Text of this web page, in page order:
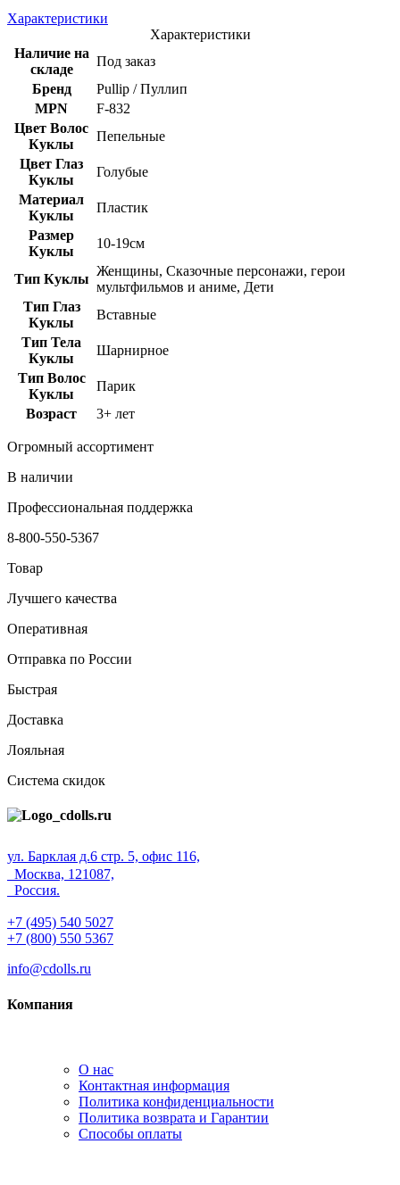
Характеристики
Характеристики
Наличие на
складе
Под заказ
Бренд
Pullip / Пуллип
MPN
F-832
Цвет Волос
Куклы
Пепельные
Цвет Глаз
Куклы
Голубые
Материал
Куклы
Пластик
Размер
Куклы
10-19см
Тип Куклы
Женщины, Сказочные персонажи, герои
мультфильмов и аниме, Дети
Тип Глаз
Куклы
Вставные
Тип Тела
Куклы
Шарнирное
Тип Волос
Куклы
Парик
Возраст
3+ лет
Огромный ассортимент
В наличии
Профессиональная поддержка
8-800-550-5367
Товар
Лучшего качества
Оперативная
Отправка по России
Быстрая
Доставка
Лояльная
Система скидок
ул. Барклая д.6 стр. 5, офис 116,
Москва, 121087,
Россия.
+7 (495) 540 5027
+7 (800) 550 5367
info@cdolls.ru
Компания
О нас
Контактная информация
Политика конфиденциальности
Политика возврата и Гарантии
Способы оплаты